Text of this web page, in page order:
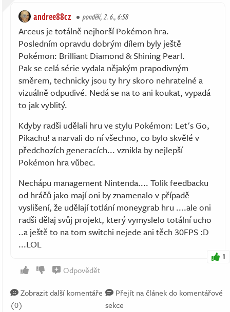
andree88cz pondělí, 2. 6., 6:58
Arceus je totálně nejhorší Pokémon hra.
Posledním opravdu dobrým dílem byly ještě
Pokémon: Brilliant Diamond & Shining Pearl.
Pak se celá série vydala nějakým prapodivným
směrem, technicky jsou ty hry skoro nehratelné a
vizuálně odpudivé. Nedá se na to ani koukat, vypadá
to jak vyblitý.
Kdyby radši udělali hru ve stylu Pokémon: Let's Go,
Pikachu! a narvali do ní všechno, co bylo skvělé v
předchozích generacích... vznikla by nejlepší
Pokémon hra vůbec.
Nechápu management Nintenda.... Tolik feedbacku
od hráčů jako mají oni by znamenalo v případě
vyslišení, že udělají totlání moneygrab hru ....ale oni
radši dělaj svůj projekt, který vymyslelo totální ucho
..a ještě to na tom switchi nejede ani těch 30FPS :D
...LOL
1
Odpovědět
Zobrazit další komentáře
(0)
Přejít na článek do komentářové
sekce